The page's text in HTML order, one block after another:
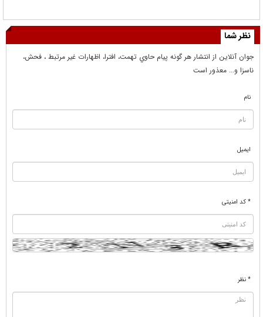
نظر شما
جوان آنلاين از انتشار هر گونه پيام حاوي تهمت، افترا، اظهارات غير مرتبط ، فحش،
ناسزا و... معذور است
نام
ایمیل
* کد امنیتی
* نظر